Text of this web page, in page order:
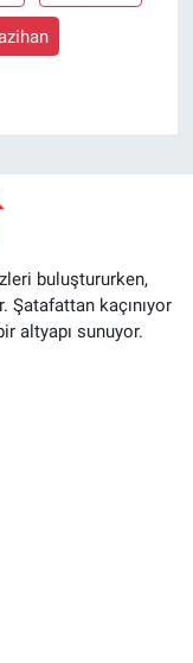
buluştururken,
kaçınıyor
altyapı sunuyor.